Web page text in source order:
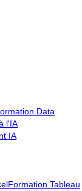
Data
l'IA
IA
Formation Tableau